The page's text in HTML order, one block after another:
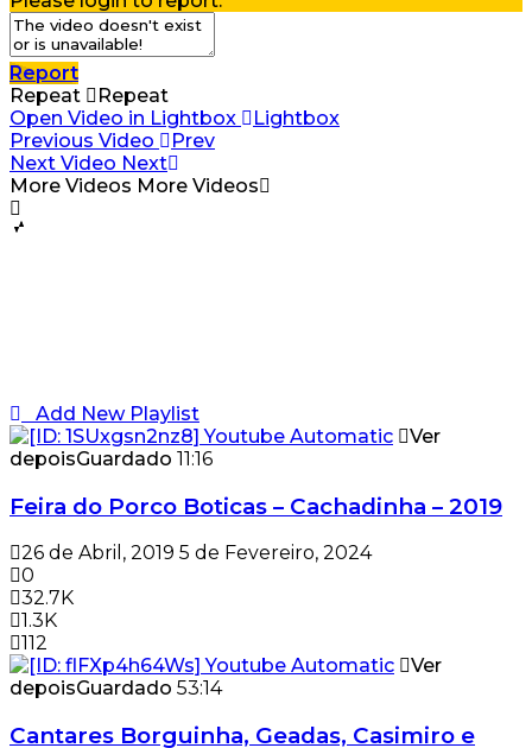
Report
Repeat
Repeat
Open Video in Lightbox
Lightbox
Previous Video
Prev
Next Video Next
More Videos More Videos
Add New Playlist
Ver
depoisGuardado 11:16
Feira do Porco Boticas – Cachadinha – 2019
26 de Abril, 2019 5 de Fevereiro, 2024
0
32.7K
1.3K
112
Ver
depoisGuardado 53:14
Cantares Borguinha, Geadas, Casimiro e